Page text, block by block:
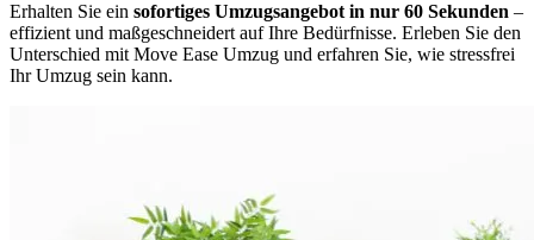
Erhalten Sie ein sofortiges Umzugsangebot in nur 60 Sekunden –
effizient und maßgeschneidert auf Ihre Bedürfnisse. Erleben Sie den
Unterschied mit Move Ease Umzug und erfahren Sie, wie stressfrei
Ihr Umzug sein kann.